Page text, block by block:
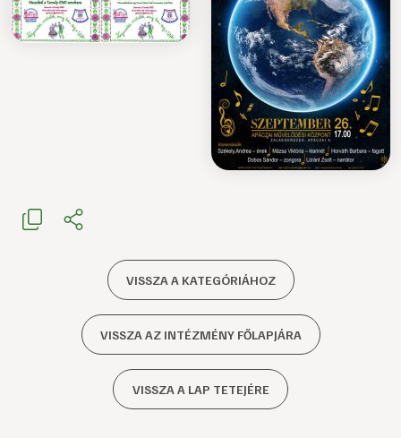
VISSZA A KATEGÓRIÁHOZ
VISSZA AZ INTÉZMÉNY FŐLAPJÁRA
VISSZA A LAP TETEJÉRE